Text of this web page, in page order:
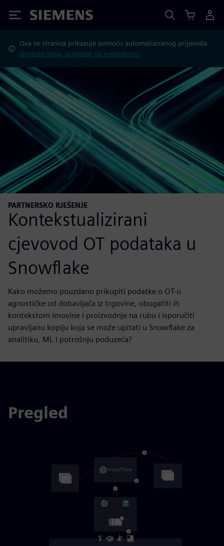
Siemens
Ova se stranica prikazuje pomoću automatiziranog prijevoda.
Umjesto toga, pogledaj na engleskom?
PARTNERSKO RJEŠENJE
Kontekstualizirani
cjevovod OT podataka u
Snowflake
Kako možemo pouzdano prikupiti podatke o OT-u
agnostičke od dobavljača iz trgovine, obogatiti ih
kontekstom imovine i proizvodnje na rubu i isporučiti
upravljanu kopiju koja se može upitati u Snowflake za
analitiku, ML i potrošnju poduzeća?
Pregled